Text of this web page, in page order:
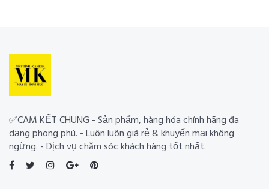
✅CAM KẾT CHUNG - Sản phẩm, hàng hóa chính hãng đa
dạng phong phú. - Luôn luôn giá rẻ & khuyến mại không
ngừng. - Dịch vụ chăm sóc khách hàng tốt nhất.